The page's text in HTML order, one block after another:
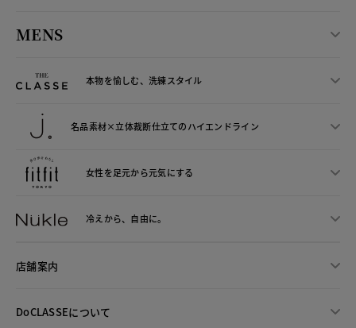
MENS
本物を愉しむ、洗練スタイル
名品素材×立体裁断仕立てのハイエンドライン
女性を足元から元気にする
冷えから、 自由に。
店舗案内
DoCLASSEについて